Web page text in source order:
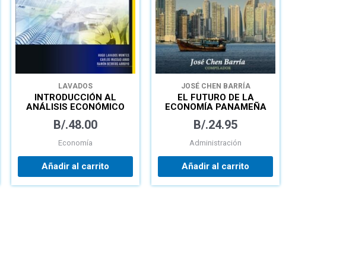
LAVADOS
INTRODUCCIÓN AL
ANÁLISIS ECONÓMICO
B/.48.00
Economía
Añadir al carrito
JOSÉ CHEN BARRÍA
EL FUTURO DE LA
ECONOMÍA PANAMEÑA
B/.24.95
Administración
Añadir al carrito